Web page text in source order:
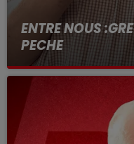
ENTRE NOUS
PECHE